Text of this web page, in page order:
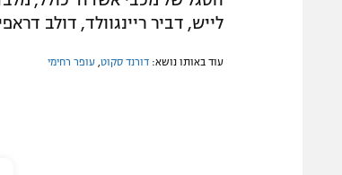
לייש, דביר ריינגוולד, דולב
עוד באותו נושא: דורנד סקוט עופר רחימי